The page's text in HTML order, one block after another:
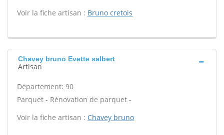
Voir la fiche artisan : Bruno cretois
Chavey bruno Evette salbert
Artisan
Département: 90
Parquet - Rénovation de parquet -
Voir la fiche artisan : Chavey bruno